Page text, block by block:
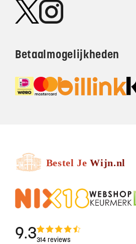
Betaalmogelijkheden
9.3314 reviews